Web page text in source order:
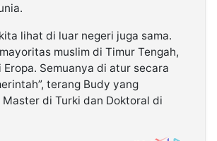
lihat di luar negeri juga sama.
muslim di Timur Tengah,
Semuanya di atur secara
terang Budy yang
Master di Turki dan Doktoral di